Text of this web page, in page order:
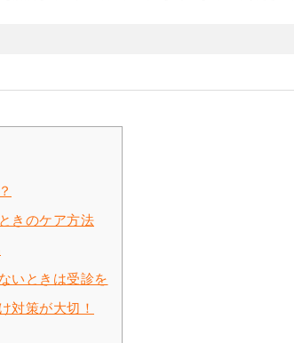
きのケア方法
いときは受診を
対策が大切！